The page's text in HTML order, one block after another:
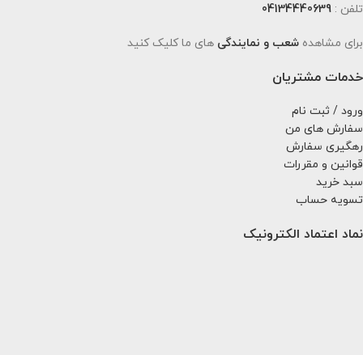
تلفن : 04134440639
برای مشاهده شعب و نمایندگی های ما کلیک کنید
خدمات مشتریان
ورود / ثبت نام
سفارش های من
رهگیری سفارش
قوانین و مقررات
سبد خرید
تسویه حساب
نماد اعتماد الکترونیک